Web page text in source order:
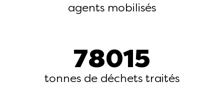
agents mobilisés
78015
tonnes de déchets traités